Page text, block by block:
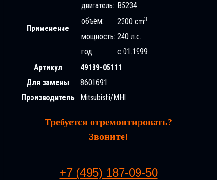
Применение
двигатель: B5234
объём:
2300 cm3
мощность: 240 л.с.
год:
с 01.1999
Артикул
49189-05111
Для замены
8601691
Производитель
Mitsubishi/MHI
Требуется отремонтировать?
Звоните!
+7 (495) 187-09-50